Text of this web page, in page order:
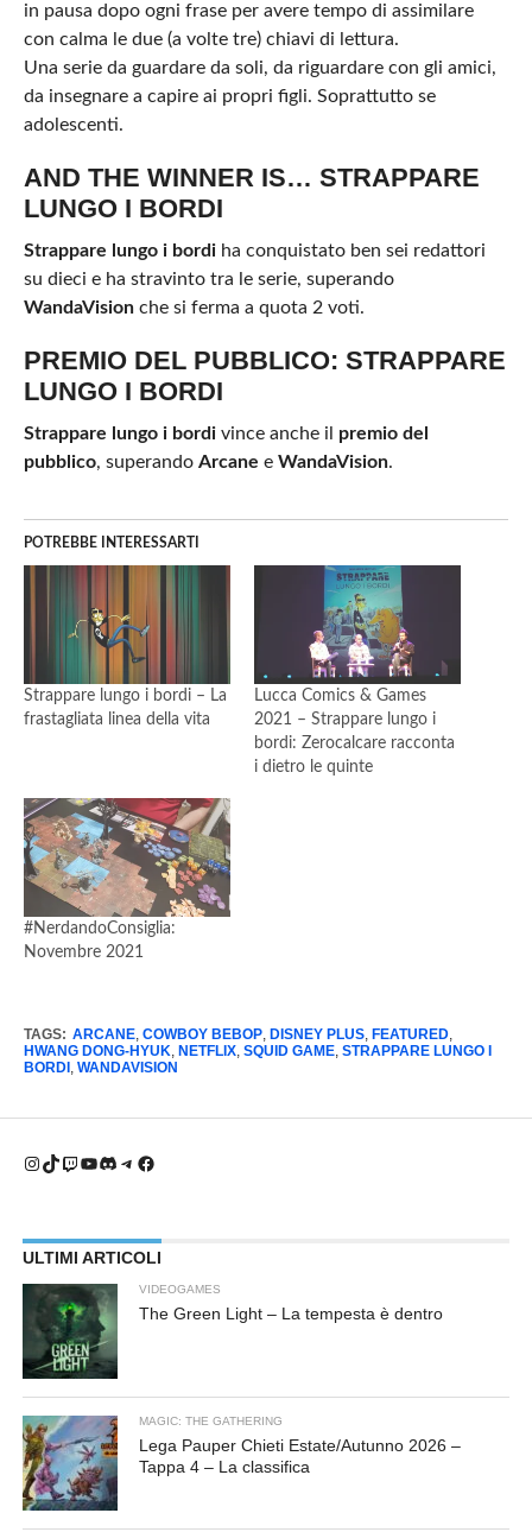
in pausa dopo ogni frase per avere tempo di assimilare
con calma le due (a volte tre) chiavi di lettura.
Una serie da guardare da soli, da riguardare con gli amici,
da insegnare a capire ai propri figli. Soprattutto se
adolescenti.
AND THE WINNER IS… STRAPPARE
LUNGO I BORDI
Strappare lungo i bordiha conquistato ben sei redattori
su dieci e ha stravinto tra le serie, superando
WandaVisionche si ferma a quota 2 voti.
PREMIO DEL PUBBLICO: STRAPPARE
LUNGO I BORDI
Strappare lungo i bordivince anche il premio del
pubblico, superando Arcane e WandaVision.
POTREBBE INTERESSARTI
Strappare lungo i bordi – La
frastagliata linea della vita
Lucca Comics & Games
2021 – Strappare lungo i
bordi: Zerocalcare racconta
i dietro le quinte
#NerdandoConsiglia:
Novembre 2021
TAGS: ARCANE, COWBOY BEBOP, DISNEY PLUS, FEATURED,
HWANG DONG-HYUK NETFLIX, SQUID GAME, STRAPPARE LUNGO I
BORDI, WANDAVISION
Instagram
TikTok
Twitch
YouTube
Discord
Telegram
Facebook
ULTIMI ARTICOLI
VIDEOGAMES
The Green Light – La tempesta è dentro
MAGIC: THE GATHERING
Lega Pauper Chieti Estate/Autunno 2026 –
Tappa 4 – La classifica